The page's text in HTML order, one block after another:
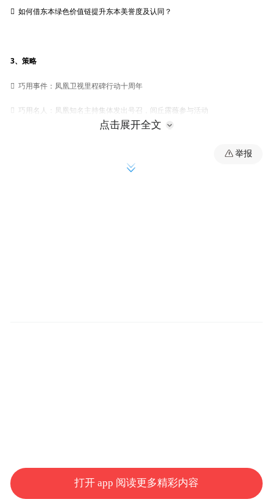
 如何借东本绿色价值链提升东本美誉度及认同？
3、策略
 巧用事件：凤凰卫视里程碑行动十周年
 巧用名人：凤凰知名主持集体发出号召，闾丘露薇参与活动
每日微视频、纪录片
点击展开全文
举报
打开 app 阅读更多精彩内容